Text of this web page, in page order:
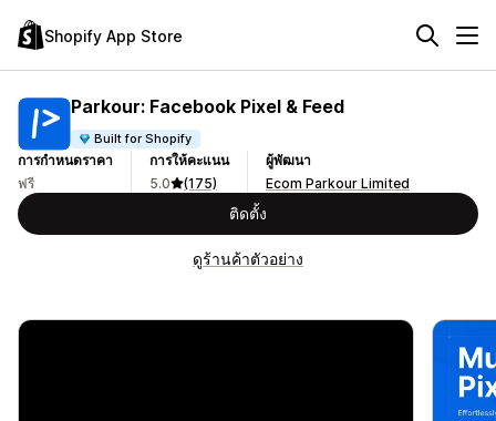
Shopify App Store
Parkour: Facebook Pixel & Feed
Built for Shopify
การกำหนดราคา
ฟรี
การให้คะแนน
5.0
(175)
ผู้พัฒนา
Ecom Parkour Limited
ติดตั้ง
ดูร้านค้าตัวอย่าง